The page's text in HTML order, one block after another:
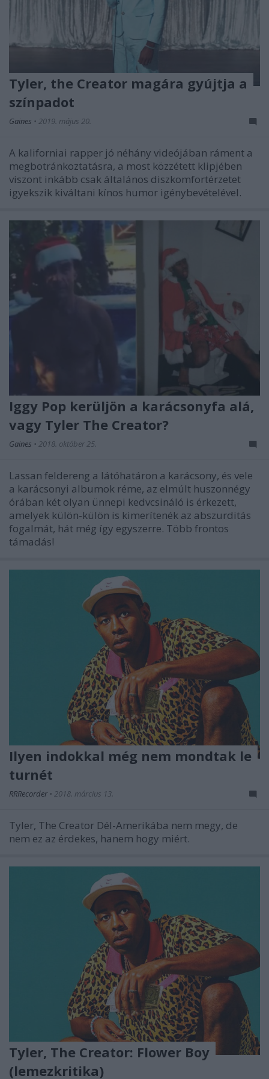
Tyler, the Creator magára gyújtja a
színpadot
Gaines • 2019. május 20.
A kaliforniai rapper jó néhány videójában ráment a
megbotránkoztatásra, a most közzétett klipjében
viszont inkább csak általános diszkomfortérzetet
igyekszik kiváltani kínos humor igénybevételével.
Iggy Pop kerüljön a karácsonyfa alá,
vagy Tyler The Creator?
Gaines • 2018. október 25.
Lassan feldereng a látóhatáron a karácsony, és vele
a karácsonyi albumok réme, az elmúlt huszonnégy
órában két olyan ünnepi kedvcsináló is érkezett,
amelyek külön-külön is kimerítenék az abszurditás
fogalmát, hát még így egyszerre. Több frontos
támadás!
Ilyen indokkal még nem mondtak le
turnét
RRRecorder • 2018. március 13.
Tyler, The Creator Dél-Amerikába nem megy, de
nem ez az érdekes, hanem hogy miért.
Tyler, The Creator: Flower Boy
(lemezkritika)